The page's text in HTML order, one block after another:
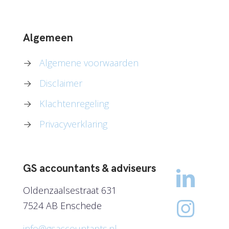
Algemeen
→
Algemene voorwaarden
→
Disclaimer
→
Klachtenregeling
→
Privacyverklaring
GS accountants & adviseurs
Oldenzaalsestraat 631
7524 AB Enschede